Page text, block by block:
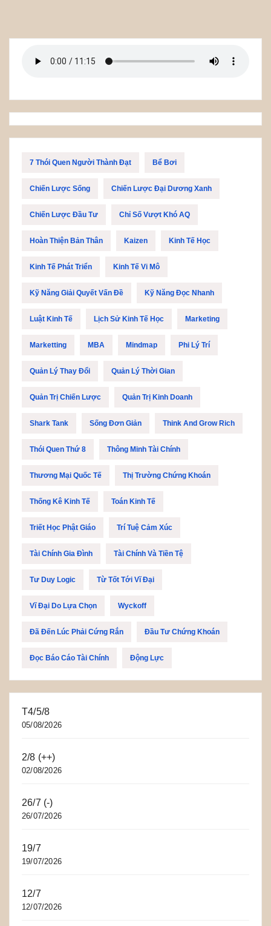
7 Thói Quen Người Thành Đạt Bể Bơi
Chiến Lược Sống Chiến Lược Đại Dương Xanh
Chiến Lược Đầu Tư Chỉ Số Vượt Khó AQ
Hoàn Thiện Bản Thân Kaizen Kinh Tế Học
Kinh Tế Phát Triển Kinh Tế Vi Mô
Kỹ Năng Giải Quyết Vấn Đề Kỹ Năng Đọc Nhanh
Luật Kinh Tế Lịch Sử Kinh Tế Học Marketing
Marketting MBA Mindmap Phi Lý Trí
Quản Lý Thay Đổi Quản Lý Thời Gian
Quản Trị Chiến Lược Quản Trị Kinh Doanh
Shark Tank Sống Đơn Giản Think And Grow Rich
Thói Quen Thứ 8 Thông Minh Tài Chính
Thương Mại Quốc Tế Thị Trường Chứng Khoán
Thống Kê Kinh Tế Toán Kinh Tế
Triết Học Phật Giáo Trí Tuệ Cảm Xúc
Tài Chính Gia Đình Tài Chính Và Tiền Tệ
Tư Duy Logic Từ Tốt Tới Vĩ Đại
Vĩ Đại Do Lựa Chọn Wyckoff
Đã Đến Lúc Phải Cứng Rắn Đầu Tư Chứng Khoán
Đọc Báo Cáo Tài Chính Động Lực
T4/5/8
05/08/2026
2/8 (++)
02/08/2026
26/7 (-)
26/07/2026
19/7
19/07/2026
12/7
12/07/2026